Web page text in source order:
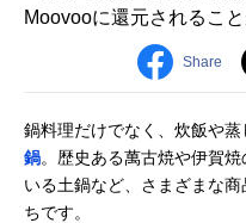
Moovooに還元されること
Share
鍋料理だけでなく、炊飯や
鍋。歴史ある萬古焼や伊賀
いる土鍋など、さまざまな
ちです。